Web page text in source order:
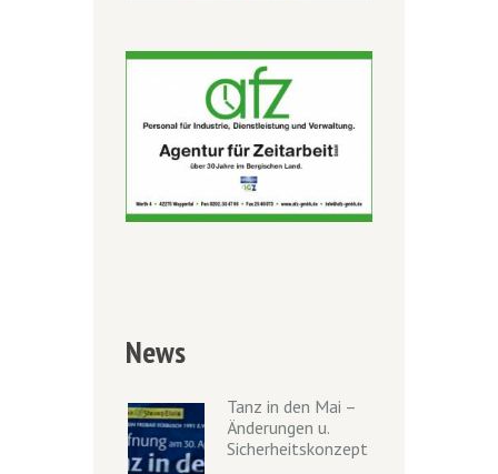
News
Tanz in den Mai –
Änderungen u.
Sicherheitskonzept